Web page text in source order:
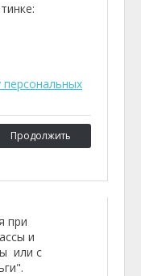
Продолжить
при
и
или с